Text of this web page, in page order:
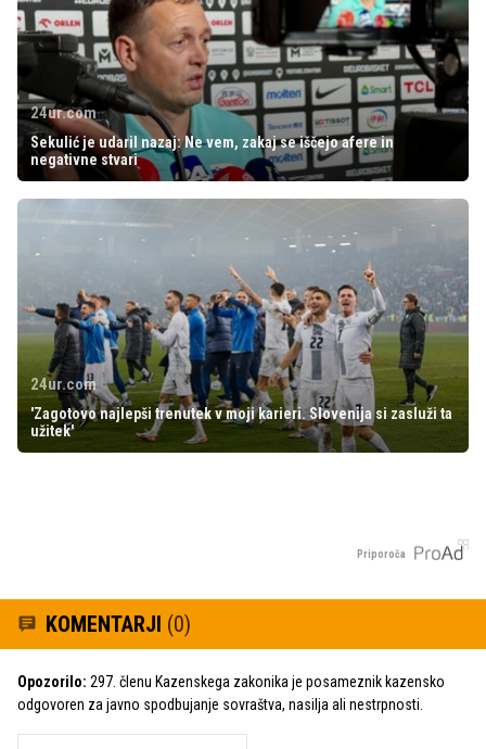
24ur.com
Sekulić je udaril nazaj: Ne vem, zakaj se iščejo afere in
negativne stvari
24ur.com
'Zagotovo najlepši trenutek v moji karieri. Slovenija si zasluži ta
užitek'
Priporoča
KOMENTARJI (0)
Opozorilo: 297. členu Kazenskega zakonika je posameznik kazensko
odgovoren za javno spodbujanje sovraštva, nasilja ali nestrpnosti.